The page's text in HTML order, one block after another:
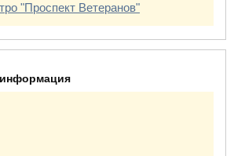
"Проспект Ветеранов"